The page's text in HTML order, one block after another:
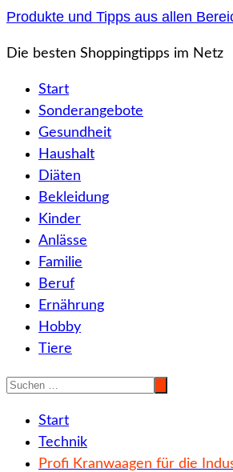
Zum
springen
Produkte und Tipps aus allen
Die besten Shoppingtipps im Netz
Start
Sonderangebote
Gesundheit
Haushalt
Diäten
Bekleidung
Kinder
Anlässe
Familie
Beruf
Ernährung
Hobby
Tiere
Start
Technik
Profi Kranwaagen für die